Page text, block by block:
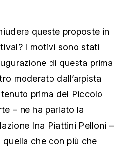
queste proposte in
I motivi sono stati
di questa prima
moderato dall’arpista
prima del Piccolo
– ne ha parlato la
Ina Piattini Pelloni –
che con più che